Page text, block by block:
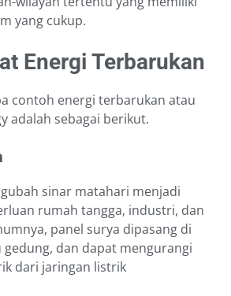
yang cukup.
Energi Terbarukan
contoh energi terbarukan atau
adalah sebagai berikut.
sinar matahari menjadi
rumah tangga, industri, dan
panel surya dipasang di
dan dapat mengurangi
dari jaringan listrik